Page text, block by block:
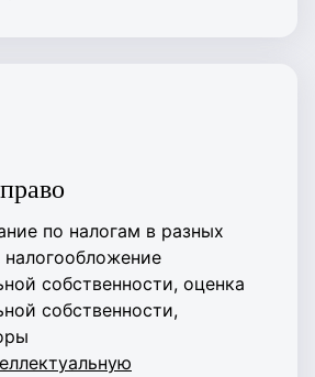
по налогам в разных
собственности, оценка
собственности,